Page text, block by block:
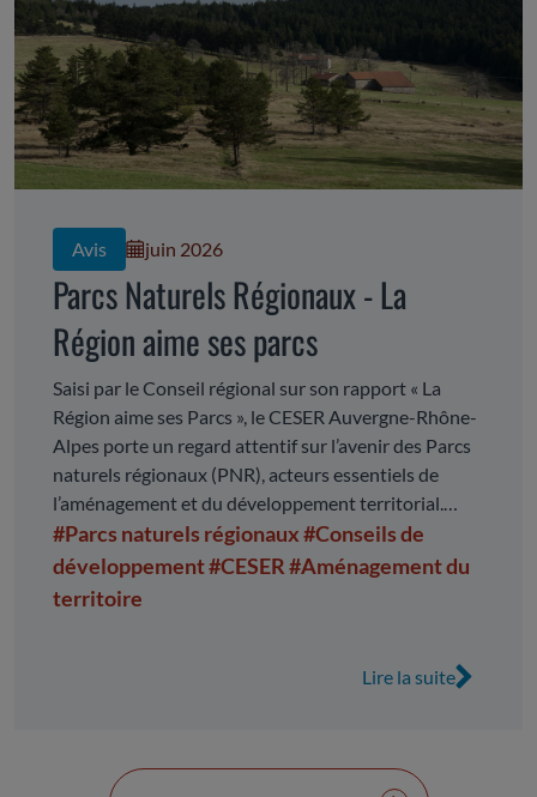
Avis juin 2026
Parcs Naturels Régionaux - La
Région aime ses parcs
Saisi par le Conseil régional sur son rapport « La
Région aime ses Parcs », le CESER Auvergne-Rhône-
Alpes porte un regard attentif sur l’avenir des Parcs
naturels régionaux (PNR), acteurs essentiels de
l’aménagement et du développement territorial.
Territoires d’exception, les PNR conjuguent
préservation des patrimoines naturels, paysagers et
culturels avec développement économique, social et
faire émerger des solutions concrètes, fondées sur
de la Région, le CESER souligne l’opportunité que
#Parcs naturels régionaux#Conseils de
développement#CESER#Aménagement du
territoire
Lire la suite